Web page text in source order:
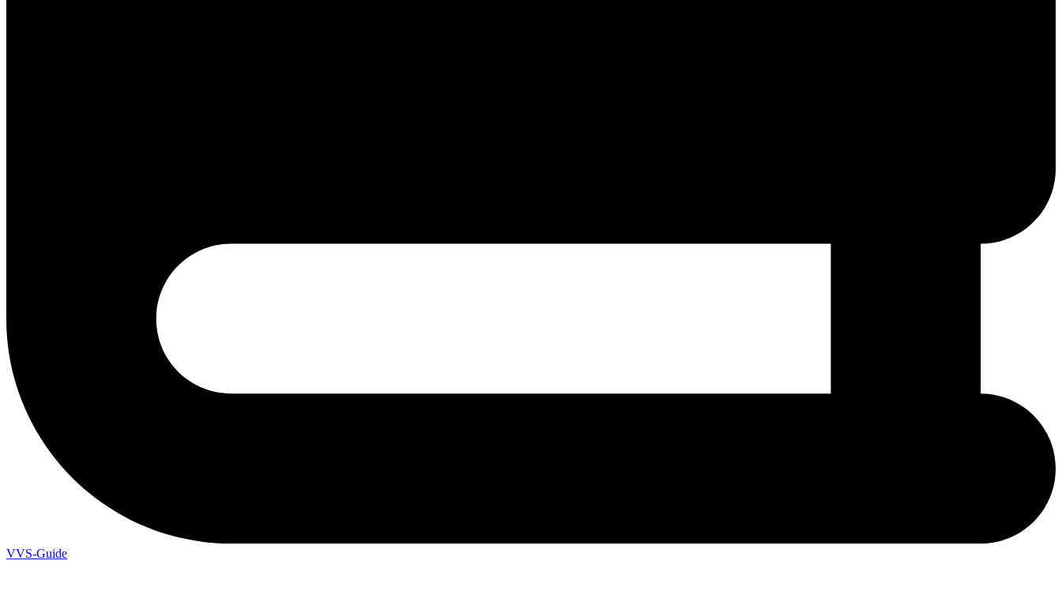
VVS-Guide